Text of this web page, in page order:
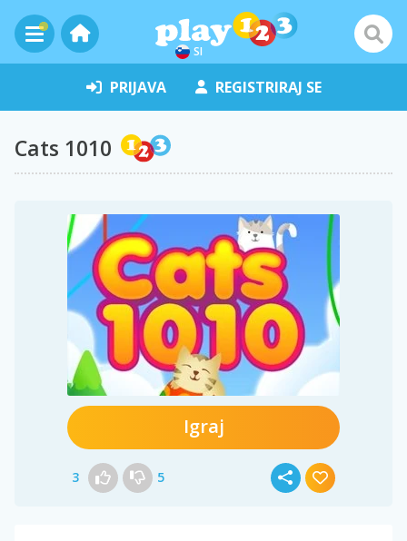
SI
PRIJAVA REGISTRIRAJ SE
Cats 1010
Igraj
3 5